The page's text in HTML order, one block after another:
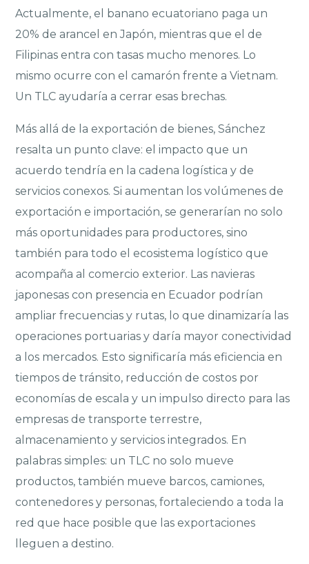
Actualmente, el banano ecuatoriano paga un
20% de arancel en Japón, mientras que el de
Filipinas entra con tasas mucho menores. Lo
mismo ocurre con el camarón frente a Vietnam.
Un TLC ayudaría a cerrar esas brechas.
Más allá de la exportación de bienes, Sánchez
resalta un punto clave: el impacto que un
acuerdo tendría en la cadena logística y de
servicios conexos. Si aumentan los volúmenes de
exportación e importación, se generarían no solo
más oportunidades para productores, sino
también para todo el ecosistema logístico que
acompaña al comercio exterior. Las navieras
japonesas con presencia en Ecuador podrían
ampliar frecuencias y rutas, lo que dinamizaría las
operaciones portuarias y daría mayor conectividad
a los mercados. Esto significaría más eficiencia en
tiempos de tránsito, reducción de costos por
economías de escala y un impulso directo para las
empresas de transporte terrestre,
almacenamiento y servicios integrados. En
palabras simples: un TLC no solo mueve
productos, también mueve barcos, camiones,
contenedores y personas, fortaleciendo a toda la
red que hace posible que las exportaciones
lleguen a destino.